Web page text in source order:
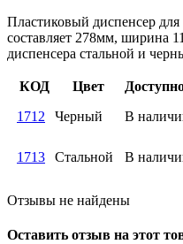
Пластиковый диспенсер
составляет 278мм, ширина
диспенсера стальной и
КОД Цвет
1712
Черный В
1713 Стальной В
Отзывы не найдены
Оставить отзыв на этот